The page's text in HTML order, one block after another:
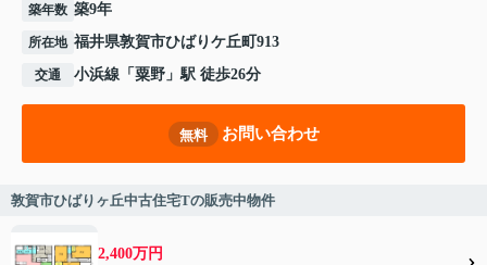
築年数 築9年
所在地 福井県敦賀市ひばりケ丘町 913
交通 小浜線 「 粟野 」駅 徒歩26分
無料 お問い合わせ
敦賀市ひばりヶ丘中古住宅Tの販売中物件
2,400万円